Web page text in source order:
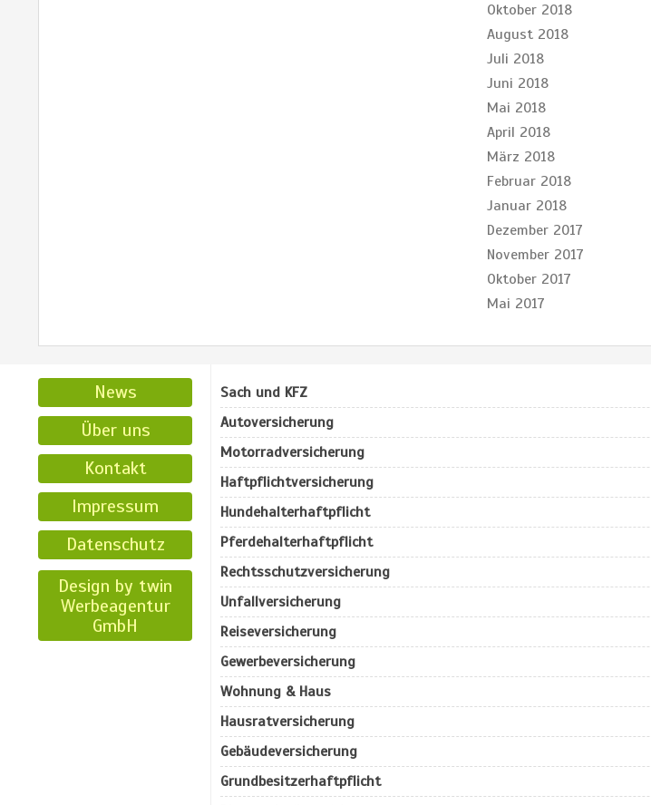
Oktober 2018
August 2018
Juli 2018
Juni 2018
Mai 2018
April 2018
März 2018
Februar 2018
Januar 2018
Dezember 2017
November 2017
Oktober 2017
Mai 2017
News
Über uns
Kontakt
Impressum
Datenschutz
Design by twin
Werbeagentur
GmbH
Sach und KFZ
Autoversicherung
Motorradversicherung
Haftpflichtversicherung
Hundehalterhaftpflicht
Pferdehalterhaftpflicht
Rechtsschutzversicherung
Unfallversicherung
Reiseversicherung
Gewerbeversicherung
Wohnung & Haus
Hausratversicherung
Gebäudeversicherung
Grundbesitzerhaftpflicht